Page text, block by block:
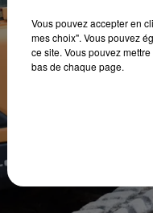
Vous pouvez accepter en
mes choix". Vous pouvez
ce site. Vous pouvez
bas de chaque page.